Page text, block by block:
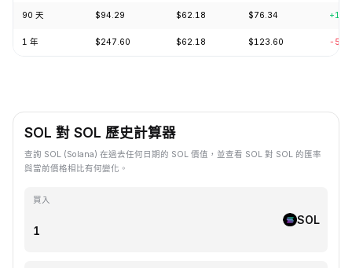
90 天 $94.29 $62.18 $76.34
1 年 $247.60 $62.18 $123.60 -
SOL 對 SOL 歷史計算器
查詢 SOL (Solana) 在過去任何日期的 SOL 價值，並查看 SOL 對 SOL 的匯率
與當前價格相比有何變化。
買入
SOL